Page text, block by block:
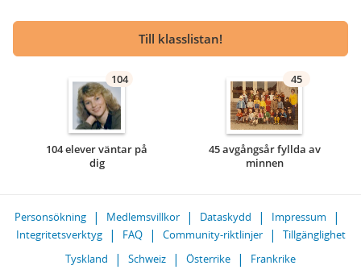
Till klasslistan!
104
104 elever väntar på
dig
45
45 avgångsår fyllda av
minnen
Personsökning Medlemsvillkor Dataskydd
Impressum
Integritetsverktyg
FAQ Community-riktlinjer
Tillgänglighet
Tyskland
Schweiz Österrike Frankrike